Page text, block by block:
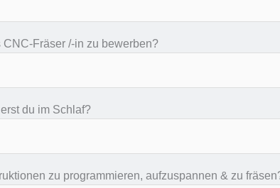
Fräser /-in zu bewerben?
du im Schlaf?
zu programmieren, aufzuspannen & zu